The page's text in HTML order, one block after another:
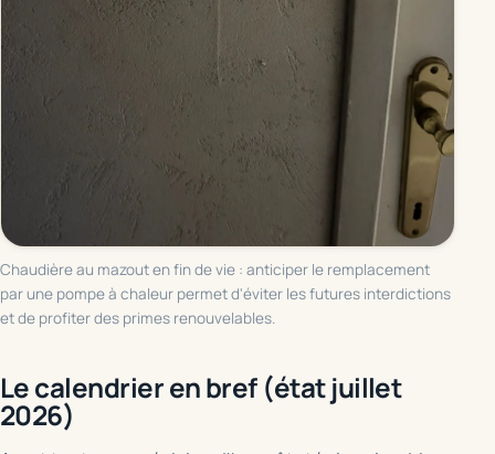
Chaudière au mazout en fin de vie : anticiper le remplacement
par une pompe à chaleur permet d'éviter les futures interdictions
et de profiter des primes renouvelables.
Le calendrier en bref (état juillet
2026)